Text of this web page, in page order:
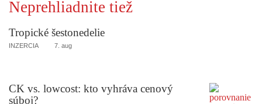
Neprehliadnite tiež
Tropické šestonedelie
INZERCIA 7. aug
CK vs. lowcost: kto vyhráva cenový
súboj?